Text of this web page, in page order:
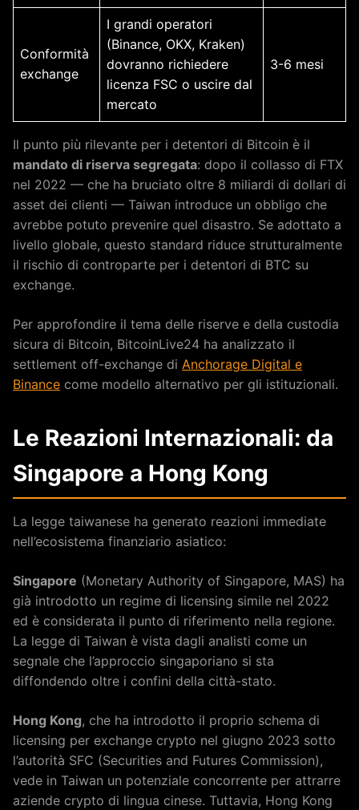
Conformità
exchange
I grandi operatori
(Binance, OKX, Kraken)
dovranno richiedere
licenza FSC o uscire dal
mercato
3-6 mesi
Il punto più rilevante per i detentori di Bitcoin è il
mandato di riserva segregata: dopo il collasso di FTX
nel 2022 — che ha bruciato oltre 8 miliardi di dollari di
asset dei clienti — Taiwan introduce un obbligo che
avrebbe potuto prevenire quel disastro. Se adottato a
livello globale, questo standard riduce strutturalmente
il rischio di controparte per i detentori di BTC su
exchange.
Per approfondire il tema delle riserve e della custodia
sicura di Bitcoin, BitcoinLive24 ha analizzato il
settlement off-exchange di Anchorage Digital e
Binance come modello alternativo per gli istituzionali.
Le Reazioni Internazionali: da
Singapore a Hong Kong
La legge taiwanese ha generato reazioni immediate
nell’ecosistema finanziario asiatico:
Singapore (Monetary Authority of Singapore, MAS) ha
già introdotto un regime di licensing simile nel 2022
ed è considerata il punto di riferimento nella regione.
La legge di Taiwan è vista dagli analisti come un
segnale che l’approccio singaporiano si sta
diffondendo oltre i confini della città-stato.
Hong Kong, che ha introdotto il proprio schema di
licensing per exchange crypto nel giugno 2023 sotto
l’autorità SFC (Securities and Futures Commission),
vede in Taiwan un potenziale concorrente per attrarre
aziende crypto di lingua cinese. Tuttavia, Hong Kong